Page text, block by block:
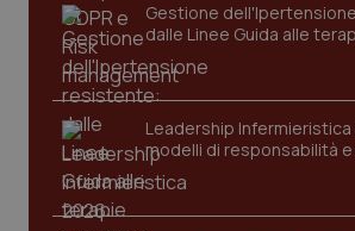
Gestione
dalle Linee Guida alle
Leadership
modelli di responsabilità